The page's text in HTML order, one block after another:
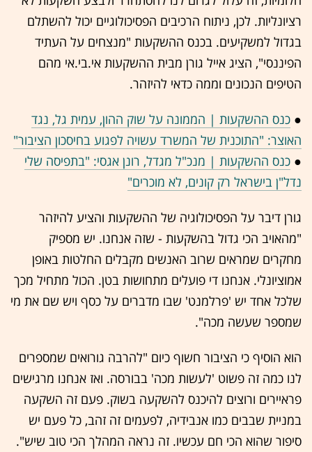
רציונליות. לכן, ניתוח הרכיבים הפסיכולוגיים יכול להשתלם
בגדול למשקיעים. בכנס ההשקעות "מנצחים על העתיד
הפיננסי", הציג אייל גורן מבית ההשקעות אי.בי.אי מהם
הטיפים הנכונים וממה כדאי להיזהר.
● כנס ההשקעות | הממונה על שוק ההון, עמית גל, נגד
האוצר: "התוכנית של המשרד עשויה לפגוע בחיסכון הציבור"
● כנס ההשקעות | מנכ"ל מגדל, רונן אגסי: "בתפיסה שלי
נדל"ן בישראל רק קונים, לא מוכרים"
גורן דיבר על הפסיכולוגיה של ההשקעות והציע להיזהר
"מהאויב הכי גדול בהשקעות - שזה אנחנו. יש מספיק
מחקרים שמראים שרוב האנשים מקבלים החלטות באופן
אמוציונלי. אנחנו די פועלים מתחושות בטן. הכול מתחיל מכך
שלכל אחד יש 'פרלמנט' שבו מדברים על כסף ויש שם את מי
שמספר שעשה מכה".
הוא הוסיף כי הציבור חשוף כיום "להרבה גורואים שמספרים
לנו כמה זה פשוט 'לעשות מכה' בבורסה. ואז אנחנו מרגישים
פראיירים ורוצים להיכנס להשקעה בשוק. פעם זה השקעה
במניית שבבים כמו אנבידיה, לפעמים זה זהב, כל פעם יש
סיפור שהוא הכי חם עכשיו. זה נראה המהלך הכי טוב שיש".